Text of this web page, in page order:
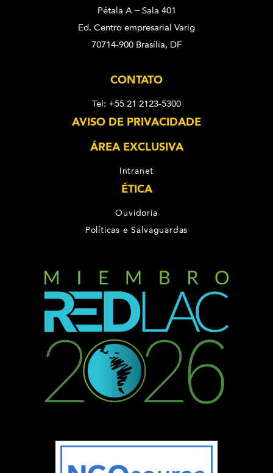
Pétala A – Sala 401
Ed. Centro empresarial Varig
70714-900 Brasília, DF
CONTATO
Tel: +55 21 2123-5300
AVISO DE PRIVACIDADE
ÁREA EXCLUSIVA
Intranet
ÉTICA
Ouvidoria
Políticas e Salvaguardas